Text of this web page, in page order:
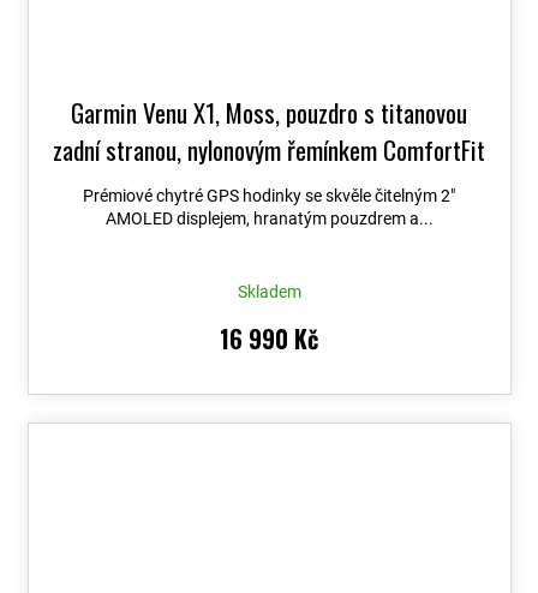
Garmin Venu X1, Moss, pouzdro s titanovou
zadní stranou, nylonovým řemínkem ComfortFit
Moss 010-02980-03+ možnost výměny do 90
dní + Topo Czech PRO Voucher
Prémiové chytré GPS hodinky se skvěle čitelným 2″
AMOLED displejem, hranatým pouzdrem a...
Skladem
16 990 Kč